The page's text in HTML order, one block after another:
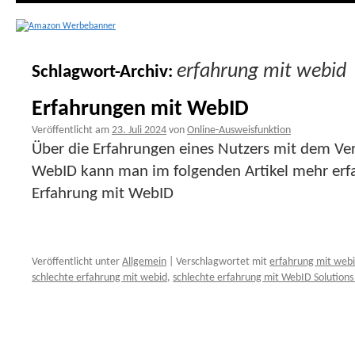
Schlagwort-Archiv: erfahrung mit webid
Erfahrungen mit WebID
Veröffentlicht am 23. Juli 2024 von Online-Ausweisfunktion
Über die Erfahrungen eines Nutzers mit dem
WebID kann man im folgenden Artikel mehr
Erfahrung mit WebID
Veröffentlicht unter Allgemein Verschlagwortet mit erfahrung mit
schlechte erfahrung mit webid, schlechte erfahrung mit WebID